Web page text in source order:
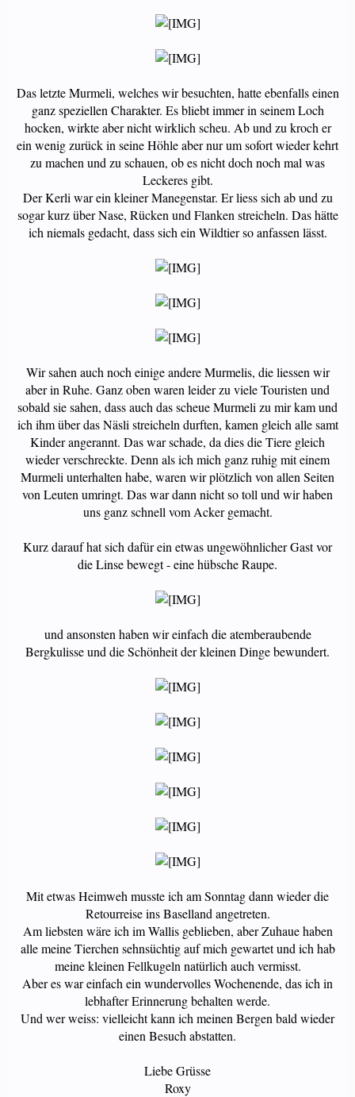
Das letzte Murmeli, welches wir besuchten, hatte ebenfalls einen
ganz speziellen Charakter. Es bliebt immer in seinem Loch
hocken, wirkte aber nicht wirklich scheu. Ab und zu kroch er
ein wenig zurück in seine Höhle aber nur um sofort wieder kehrt
zu machen und zu schauen, ob es nicht doch noch mal was
Leckeres gibt.
Der Kerli war ein kleiner Manegenstar. Er liess sich ab und zu
sogar kurz über Nase, Rücken und Flanken streicheln. Das hätte
ich niemals gedacht, dass sich ein Wildtier so anfassen lässt.
Wir sahen auch noch einige andere Murmelis, die liessen wir
aber in Ruhe. Ganz oben waren leider zu viele Touristen und
sobald sie sahen, dass auch das scheue Murmeli zu mir kam und
ich ihm über das Näsli streicheln durften, kamen gleich alle samt
Kinder angerannt. Das war schade, da dies die Tiere gleich
wieder verschreckte. Denn als ich mich ganz ruhig mit einem
Murmeli unterhalten habe, waren wir plötzlich von allen Seiten
von Leuten umringt. Das war dann nicht so toll und wir haben
uns ganz schnell vom Acker gemacht.
Kurz darauf hat sich dafür ein etwas ungewöhnlicher Gast vor
die Linse bewegt - eine hübsche Raupe.
und ansonsten haben wir einfach die atemberaubende
Bergkulisse und die Schönheit der kleinen Dinge bewundert.
Mit etwas Heimweh musste ich am Sonntag dann wieder die
Retourreise ins Baselland angetreten.
Am liebsten wäre ich im Wallis geblieben, aber Zuhaue haben
alle meine Tierchen sehnsüchtig auf mich gewartet und ich hab
meine kleinen Fellkugeln natürlich auch vermisst.
Aber es war einfach ein wundervolles Wochenende, das ich in
lebhafter Erinnerung behalten werde.
Und wer weiss: vielleicht kann ich meinen Bergen bald wieder
einen Besuch abstatten.
Liebe Grüsse
Roxy